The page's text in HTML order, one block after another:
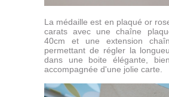
La médaille est en plaqué or
carats avec une chaîne
40cm et une extension
permettant de régler la
dans une boite élégante,
accompagnée d'une jolie carte.